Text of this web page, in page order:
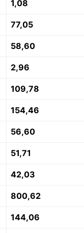
1,08
77,05
58,60
2,96
109,78
154,46
56,60
51,71
42,03
800,62
144,06